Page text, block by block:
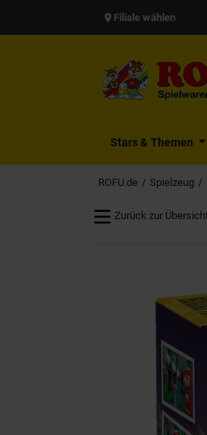
Filiale wählen
Stars & Themen
ROFU.de Spielzeug
Zurück zur